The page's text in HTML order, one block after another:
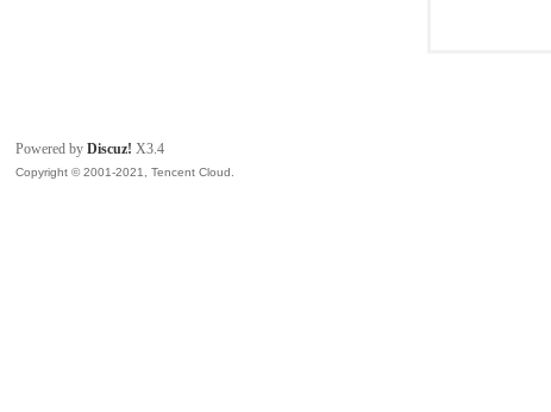
Powered byDiscuz! X3.4
Copyright © 2001-2021, Tencent Cloud.